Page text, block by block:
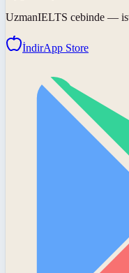
UzmanIELTS cebinde —
İndirApp Store